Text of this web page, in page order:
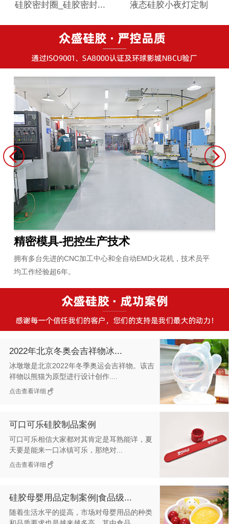
硅胶密封圈_硅胶密封... 液态硅胶小夜灯定制
精密模具-把控生产技术
拥有多台先进的CNC加工中心和全自动EMD火花机，技术员平
均工作经验超6年。
2022年北京冬奥会吉祥物冰...
冰墩墩是北京2022年冬季奥运会吉祥物。该吉
祥物以熊猫为原型进行设计创作....
点击查看详细
可口可乐硅胶制品案例
可口可乐相信大家都对其肯定是耳熟能详，夏
天要是能来一口冰镇可乐，那绝对...
点击查看详细
硅胶母婴用品定制案例|食品级...
随着生活水平的提高，市场对母婴用品的种类